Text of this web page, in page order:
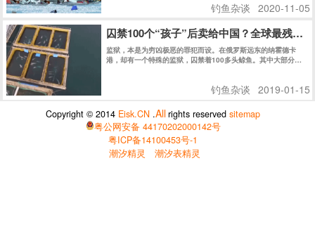
钓鱼杂谈 2020-11-05
囚禁100个“孩子”后卖给中国？全球最残忍
监狱，本是为穷凶极恶的罪犯而设。在俄罗斯远东的纳霍德卡
港，却有一个特殊的监狱，囚禁着100多头鲸鱼。其中大部分仍
钓鱼杂谈 2019-01-15
Copyright © 2014 Eisk.CN .Allrights reservedsitemap
粤公网安备 44170202000142号
粤ICP备14100453号-1
潮汐精灵
潮汐表精灵